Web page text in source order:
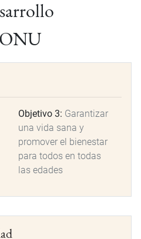
ONU
Objetivo 3: Garantizar
una vida sana y
promover el bienestar
para todos en todas
las edades